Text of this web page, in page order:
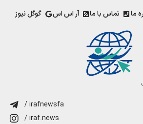
ما تماس با ما آر اس اس گوگل نیوز
/ irafnewsfa
/ iraf.news